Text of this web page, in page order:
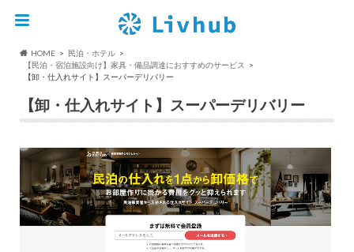
HOME
民泊・ホテル
【民泊・宿泊施設向け】家具・備品調達におすすめのサービス
【卸・仕入れサイト】スーパーデリバリー
【卸・仕入れサイト】スーパーデリバリー